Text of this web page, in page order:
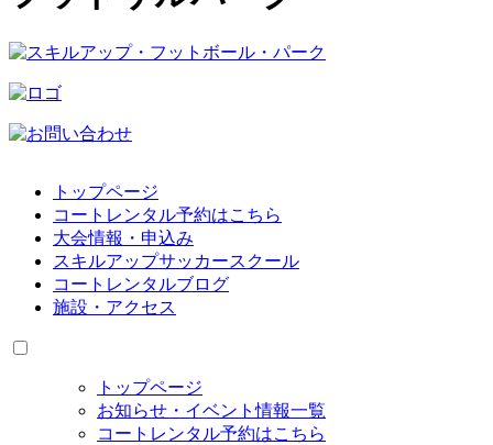
トップページ
コートレンタル予約はこちら
大会情報・申込み
スキルアップサッカースクール
コートレンタルブログ
施設・アクセス
トップページ
お知らせ・イベント情報一覧
コートレンタル予約はこちら